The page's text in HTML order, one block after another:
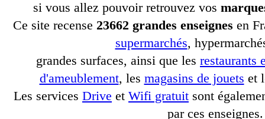
si vous allez pouvoir retrouvez vos
Ce site recense 23662 grandes enseignes en
supermarchés,
grandes surfaces, ainsi que les restaurants
d'ameublement, les magasins de jouets et
Les services Drive et Wifi gratuit sont
par ces enseignes.